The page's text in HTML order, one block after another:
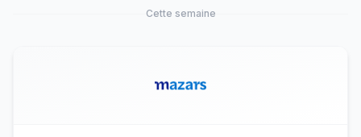
Cette semaine